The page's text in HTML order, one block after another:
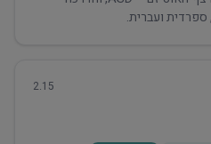
ספרדית ועברית.
2.15